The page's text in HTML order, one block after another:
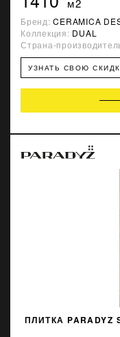
Бренд:CERAMICA
Коллекция: DUAL
Страна-
УЗНАТЬ СВОЮ
ПЛИТКА PARADYZ